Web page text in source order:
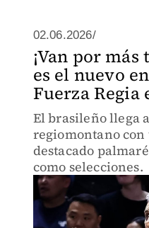
02.06.2026/
¡Van por
es el nuevo
Fuerza Regia
El brasileño llega
regiomontano
destacado
como selecciones.